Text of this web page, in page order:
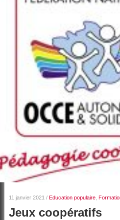
11 janvier 2021 / Education populaire,
Jeux coopératifs